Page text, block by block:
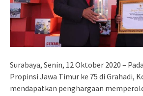
Surabaya, Senin, 12 Oktober 2020 –
Propinsi Jawa Timur ke 75 di Grahadi,
mendapatkan penghargaan